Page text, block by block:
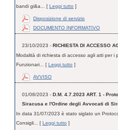
bandi gi&a... [ Leggi tutto ]
Disposizione di servizio
DOCUMENTO INFORMATIVO
23/10/2023 - RICHIESTA DI ACCESSO
Modalità di richiesta di accesso agli atti per
Funzionari... [ Leggi tutto ]
AVVISO
01/08/2023 - D.M. 4.7.2023 ART. 1 -
Siracusa e l'Ordine degli Avvocati di
In data 31/07/2023 è stato siglato un
Consigli... [ Leggi tutto ]